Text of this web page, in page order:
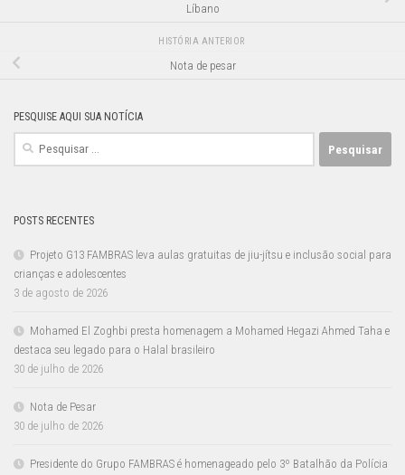
Líbano
HISTÓRIA ANTERIOR
Nota de pesar
PESQUISE AQUI SUA NOTÍCIA
Pesquisar
POSTS RECENTES
Projeto G13 FAMBRAS leva aulas gratuitas de jiu-jítsu e inclusão social para
crianças e adolescentes
3 de agosto de 2026
Mohamed El Zoghbi presta homenagem a Mohamed Hegazi Ahmed Taha e
destaca seu legado para o Halal brasileiro
30 de julho de 2026
Nota de Pesar
30 de julho de 2026
Presidente do Grupo FAMBRAS é homenageado pelo 3º Batalhão da Polícia